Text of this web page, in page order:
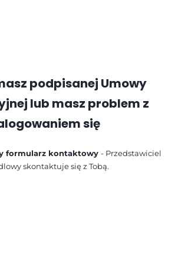
podpisanej Umowy
lub masz problem z
się
formularz kontaktowy - Przedstawiciel
skontaktuje się z Tobą.